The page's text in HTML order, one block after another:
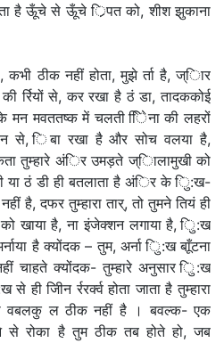
है ऊूँचे से ऊूँचे र्िपत को, शीश झुकाना
कभी ठीक नहीं होता, मुझे र्ता है, ज्िार
र्रियों से, कर रखा है ठं डा, तादककोई
मवततष्क में चलती िेिना की लहरों
से, िबा रखा है और सोच वलया है,
तुम्हारे अंिर उमड़ते ज्िालामुखी को
या ठं डी ही बतलाता है अंिर के िु:ख-
है, दफर तुम्हारा तार्, तो तुमने तियं ही
को खाया है, ना इंजेक्शन लगाया है, िु:ख
है क्योंदक – तुम, अर्ना िु:ख बाूँटना
चाहते क्योंदक- तुम्हारे अनुसार िु:ख
ही जीिन र्ररर्क्व होता जाता है तुम्हारा
वबलकु ल ठीक नहीं है । बवल्क- एक
से रोका है तुम ठीक तब होते हो, जब